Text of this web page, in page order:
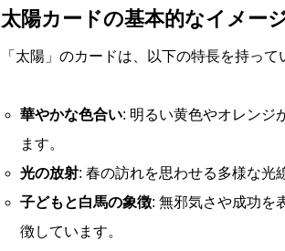
太陽カードの基本的なイメー
「太陽」のカードは、以下の特長を持って
華やかな色合い: 明るい黄色やオレンジ
ます。
光の放射: 春の訪れを思わせる多様な光
子どもと白馬の象徴: 無邪気さや成功を
徴しています。